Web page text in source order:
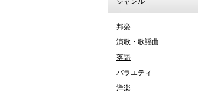
邦楽
演歌・歌謡曲
落語
バラエティ
洋楽